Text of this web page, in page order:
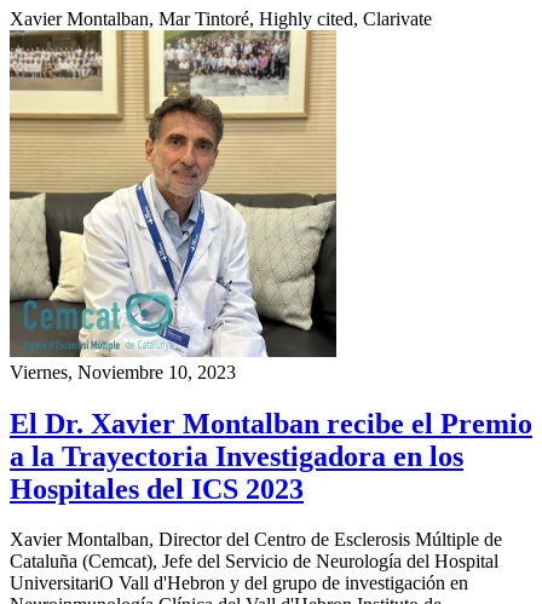
Xavier Montalban, Mar Tintoré, Highly cited, Clarivate
Viernes, Noviembre 10, 2023
El Dr. Xavier Montalban recibe el Premio
a la Trayectoria Investigadora en los
Hospitales del ICS 2023
Xavier Montalban, Director del Centro de Esclerosis Múltiple de
Cataluña (Cemcat), Jefe del Servicio de Neurología del Hospital
UniversitariO Vall d'Hebron y del grupo de investigación en